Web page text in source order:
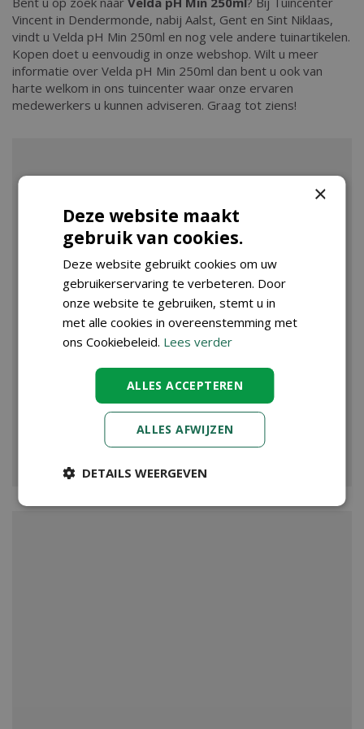
Vincent in Dendermonde, nabij Aalst, Gent en Sint Niklaas,
vindt u Velda pH Min 250ml en nog vele andere tuinartikelen.
Kopen doet u eenvoudig in onze webshop. Wilt u meer
informatie over Velda pH Min 250ml dan bent u ook van
harte welkom in ons tuincenter waar onze ervaren
medewerkers u kunnen adviseren. Graag tot ziens!
VIJVER
×
Deze website maakt
gebruik van cookies.
Deze website gebruikt cookies om uw
gebruikerservaring te verbeteren. Door
onze website te gebruiken, stemt u in
met alle cookies in overeenstemming met
ons Cookiebeleid. Lees verder
ALLES ACCEPTEREN
ALLES AFWIJZEN
DETAILS WEERGEVEN